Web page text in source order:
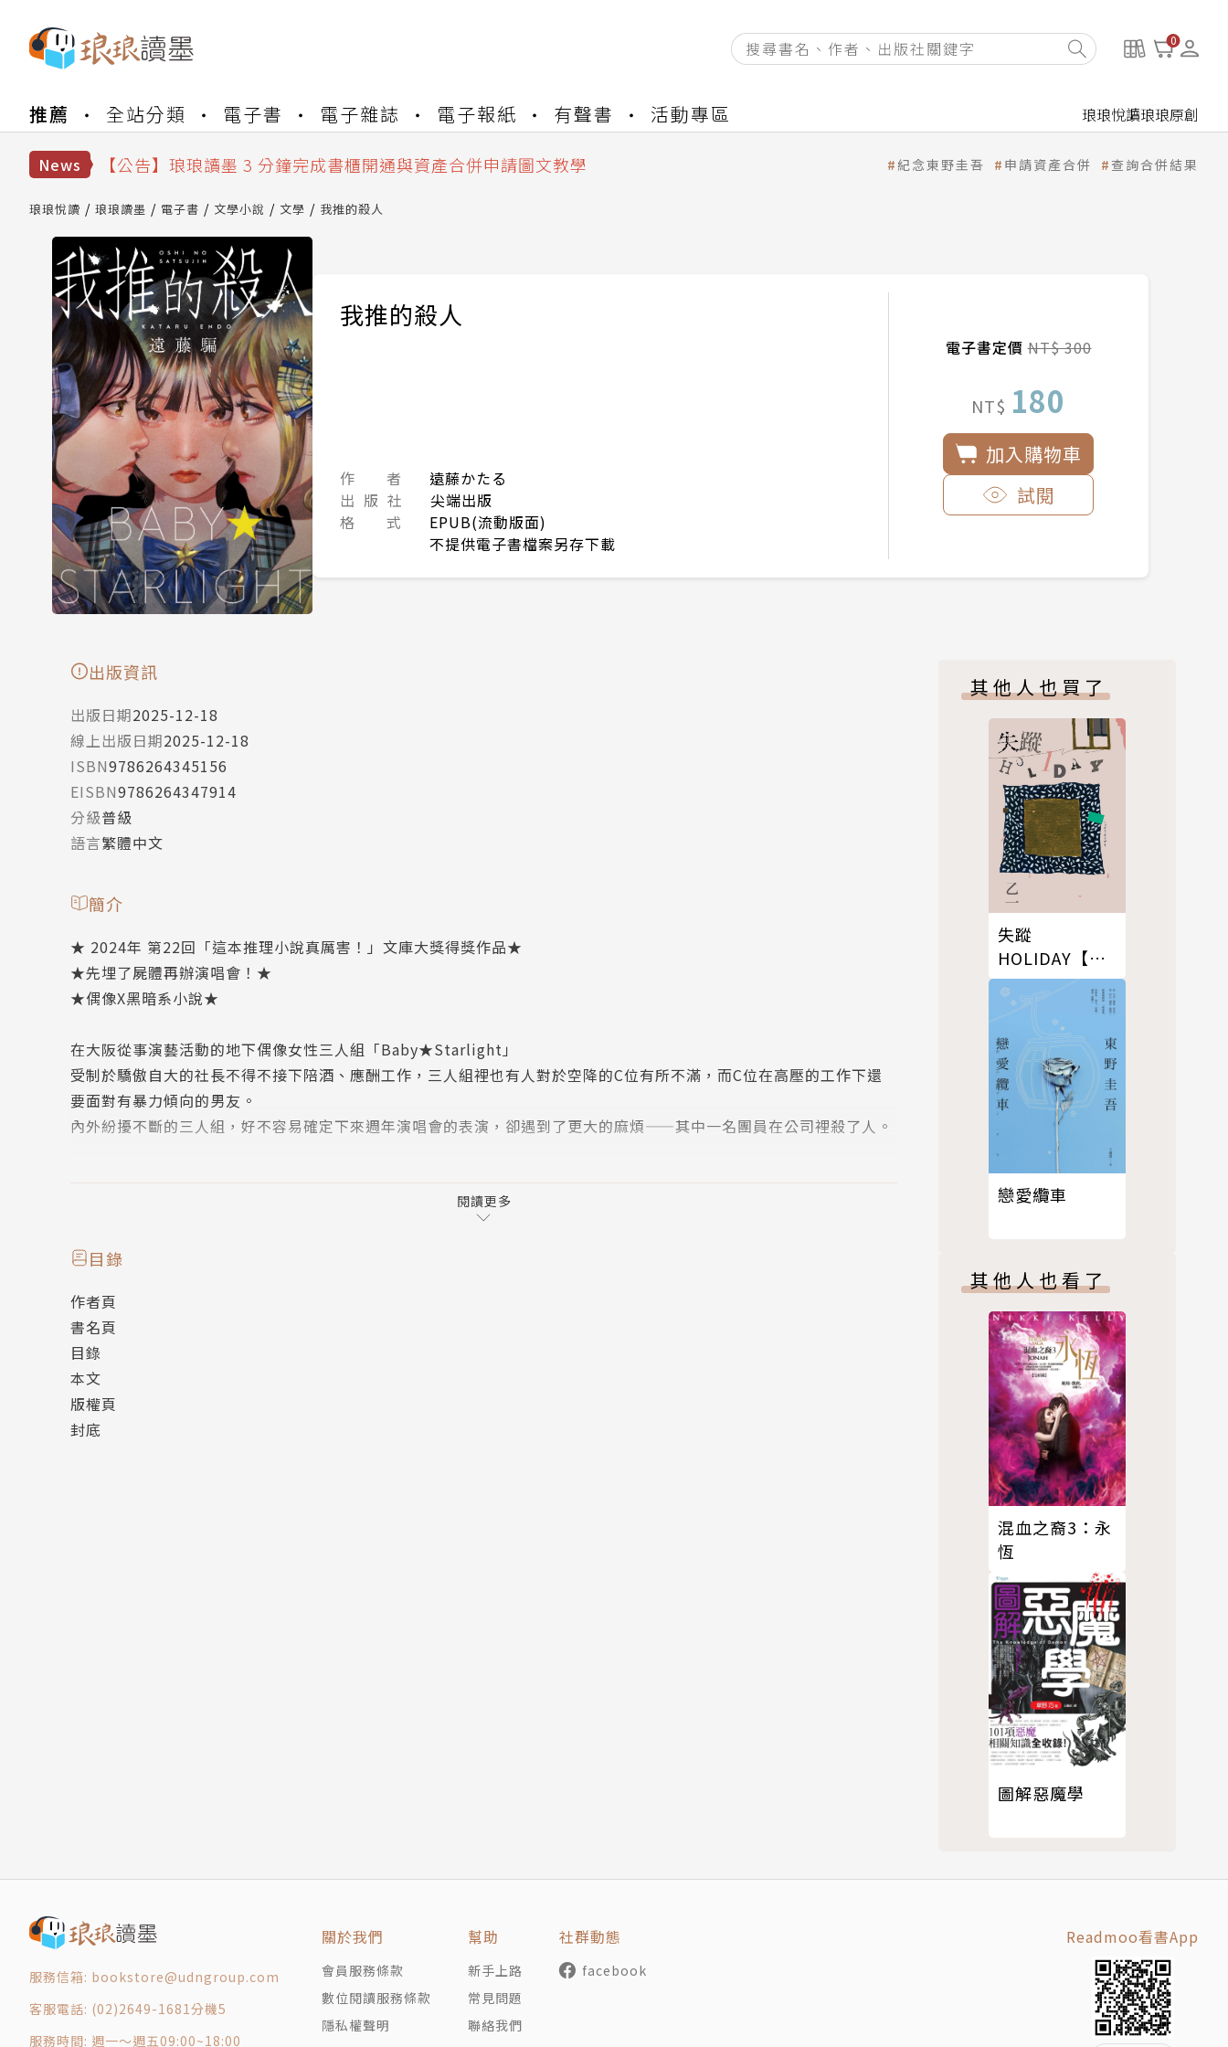
0
推薦 全站分類 電子書 電子雜誌 電子報紙 有聲書 活動專區 琅琅悅讀琅琅原創
News
【公告】琅琅讀墨數位閱讀資產合併與書櫃開通申請
【公告】琅琅讀墨 3 分鐘完成書櫃開通與資產合併申請圖文教學
【公告】琅琅讀墨數位閱讀資產合併與書櫃開通申請
紀念東野圭吾 申請資產合併 查詢合併結果
琅琅悅讀 琅琅讀墨 電子書 文學小說 文學 我推的殺人
我推的殺人
作 者
遠藤かたる
出 版 社
尖端出版
格 式
EPUB(流動版面)
不提供電子書檔案另存下載
電子書定價NT$ 300
NT$ 180
加入購物車
試閱
出版資訊
出版日期2025-12-18
線上出版日期2025-12-18
ISBN9786264345156
EISBN9786264347914
分級普級
語言繁體中文
簡介
★ 2024年 第22回「這本推理小說真厲害！」文庫大獎得獎作品★
★先埋了屍體再辦演唱會！★
★偶像X黑暗系小說★
在大阪從事演藝活動的地下偶像女性三人組「Baby★Starlight」
受制於驕傲自大的社長不得不接下陪酒、應酬工作，三人組裡也有人對於空降的C位有所不滿，而C位在高壓的工作下還
要面對有暴力傾向的男友。
內外紛擾不斷的三人組，好不容易確定下來週年演唱會的表演，卻遇到了更大的麻煩——其中一名團員在公司裡殺了人。
「Baby★Starlight」的未來會通向萬人空巷的舞台，又或者是一無所有的監獄——
閱讀更多
目錄
作者頁
書名頁
目錄
本文
版權頁
封底
其他人也買了
失蹤
HOLIDAY【出
版20週年全新
修訂版】
戀愛纜車
其他人也看了
混血之裔3：永
恆
圖解惡魔學
服務信箱: bookstore@udngroup.com
客服電話: (02)2649-1681分機5
服務時間: 週一～週五09:00~18:00
關於我們
會員服務條款
數位閱讀服務條款
隱私權聲明
幫助
新手上路
常見問題
聯絡我們
社群動態
facebook
Readmoo看書App